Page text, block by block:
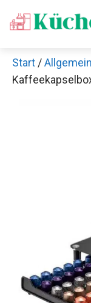
Inhalt
Start /Allgemein